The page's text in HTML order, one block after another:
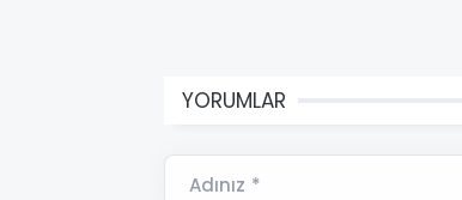
YORUMLAR
Adınız *